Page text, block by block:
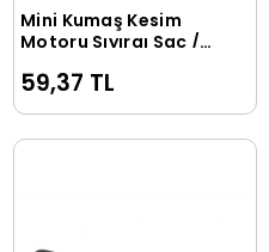
Sepete Ekle
Mini Kumaş Kesim
Motoru Sıyırgı Sac /
59,37 TL